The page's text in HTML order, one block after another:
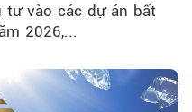
tư vào các dự án bất
2026,...